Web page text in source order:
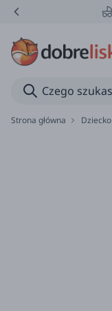
Strona główna Dziecko